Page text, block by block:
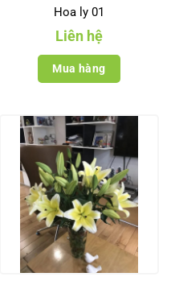
Hoa ly 01
Liên hệ
Mua hàng